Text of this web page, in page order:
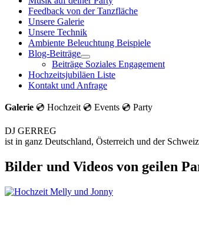
Feedback von der Tanzfläche
Unsere Galerie
Unsere Technik
Ambiente Beleuchtung Beispiele
Blog-Beiträge
Beiträge Soziales Engagement
Hochzeitsjubiläen Liste
Kontakt und Anfrage
Galerie 💿 Hochzeit 💿 Events 💿 Party
DJ GERREG
ist in ganz Deutschland, Österreich und der
Bilder und Videos von geilen